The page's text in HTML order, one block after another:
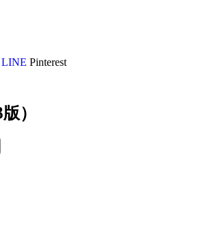
LINE Pinterest
）